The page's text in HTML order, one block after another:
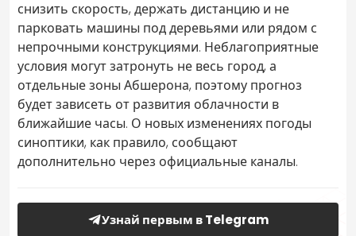
снизить скорость, держать дистанцию и не
парковать машины под деревьями или рядом с
непрочными конструкциями. Неблагоприятные
условия могут затронуть не весь город, а
отдельные зоны Абшерона, поэтому прогноз
будет зависеть от развития облачности в
ближайшие часы. О новых изменениях погоды
синоптики, как правило, сообщают
дополнительно через официальные каналы.
Узнай первым в Telegram